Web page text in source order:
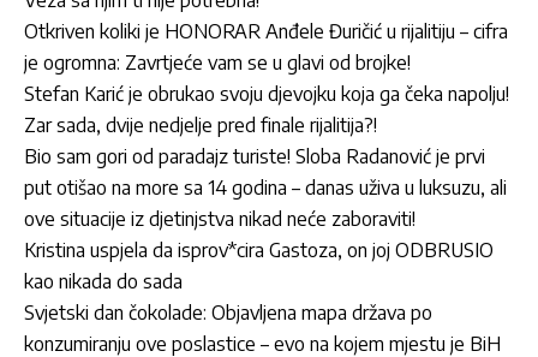
Otkriven koliki je HONORAR Anđele Đuričić u rijalitiju – cifra
je ogromna: Zavrtjeće vam se u glavi od brojke!
Stefan Karić je obrukao svoju djevojku koja ga čeka napolju!
Zar sada, dvije nedjelje pred finale rijalitija?!
Bio sam gori od paradajz turiste! Sloba Radanović je prvi
put otišao na more sa 14 godina – danas uživa u luksuzu, ali
ove situacije iz djetinjstva nikad neće zaboraviti!
Kristina uspjela da isprov*cira Gastoza, on joj ODBRUSIO
kao nikada do sada
Svjetski dan čokolade: Objavljena mapa država po
konzumiranju ove poslastice – evo na kojem mjestu je BiH